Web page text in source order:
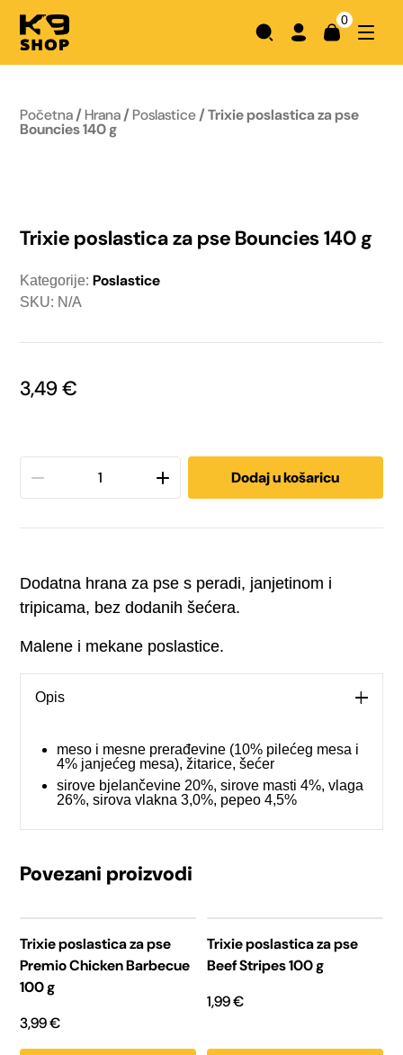
0
Početna/Hrana/Poslastice/ Trixie poslastica za pse
Bouncies 140 g
Trixie poslastica za pse Bouncies 140 g
Kategorije:Poslastice
SKU: N/A
3,49€
Trixie
pse
količina
Dodaj u košaricu
Dodatna hrana za pse s peradi, janjetinom i
tripicama, bez dodanih šećera.
Malene i mekane poslastice.
Opis
meso i mesne prerađevine (10% pilećeg mesa i
4% janjećeg mesa), žitarice, šećer
sirove bjelančevine 20%, sirove masti 4%, vlaga
26%, sirova vlakna 3,0%, pepeo 4,5%
Povezani proizvodi
Trixie poslastica za pse
Premio Chicken Barbecue
100 g
3,99€
Trixie poslastica za pse
Beef Stripes 100 g
1,99€